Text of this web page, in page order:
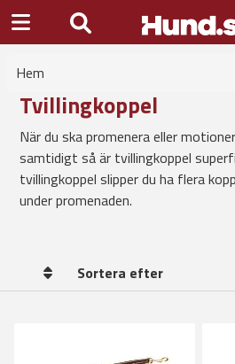
Hem
Tvillingkoppel
När du ska promenera eller
samtidigt så är tvillingkoppel
tvillingkoppel slipper du ha flera
under promenaden.
Sortera efter